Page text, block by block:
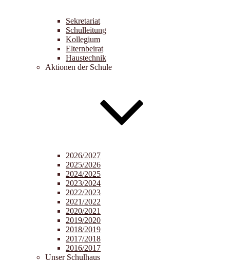
Sekretariat
Schulleitung
Kollegium
Elternbeirat
Haustechnik
Aktionen der Schule
2026/2027
2025/2026
2024/2025
2023/2024
2022/2023
2021/2022
2020/2021
2019/2020
2018/2019
2017/2018
2016/2017
Unser Schulhaus